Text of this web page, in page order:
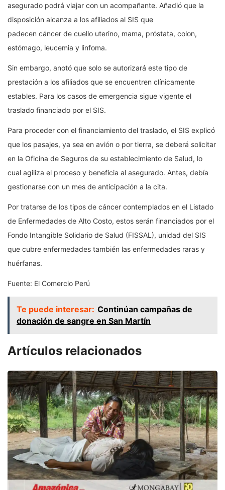
asegurado podrá viajar con un acompañante. Añadió que la
disposición alcanza a los afiliados al SIS que
padecen cáncer de cuello uterino, mama, próstata, colon,
estómago, leucemia y linfoma.
Sin embargo, anotó que solo se autorizará este tipo de
prestación a los afiliados que se encuentren clínicamente
estables. Para los casos de emergencia sigue vigente el
traslado financiado por el SIS.
Para proceder con el financiamiento del traslado, el SIS explicó
que los pasajes, ya sea en avión o por tierra, se deberá solicitar
en la Oficina de Seguros de su establecimiento de Salud, lo
cual agiliza el proceso y beneficia al asegurado. Antes, debía
gestionarse con un mes de anticipación a la cita.
Por tratarse de los tipos de cáncer contemplados en el Listado
de Enfermedades de Alto Costo, estos serán financiados por el
Fondo Intangible Solidario de Salud (FISSAL), unidad del SIS
que cubre enfermedades también las enfermedades raras y
huérfanas.
Fuente: El Comercio Perú
Te puede interesar: Continúan campañas de
donación de sangre en San Martín
Artículos relacionados